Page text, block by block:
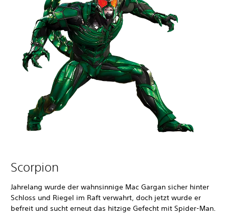
Scorpion
Jahrelang wurde der wahnsinnige Mac Gargan sicher hinter
Schloss und Riegel im Raft verwahrt, doch jetzt wurde er
befreit und sucht erneut das hitzige Gefecht mit Spider-Man.